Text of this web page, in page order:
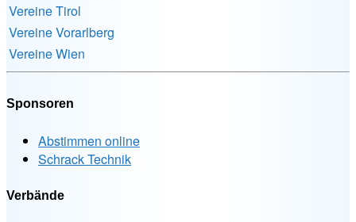
Vereine Tirol
Vereine Vorarlberg
Vereine Wien
Sponsoren
Abstimmen online
Schrack Technik
Verbände